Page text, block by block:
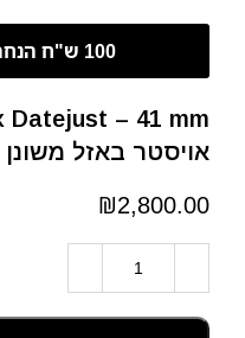
אויסטר באזל
₪